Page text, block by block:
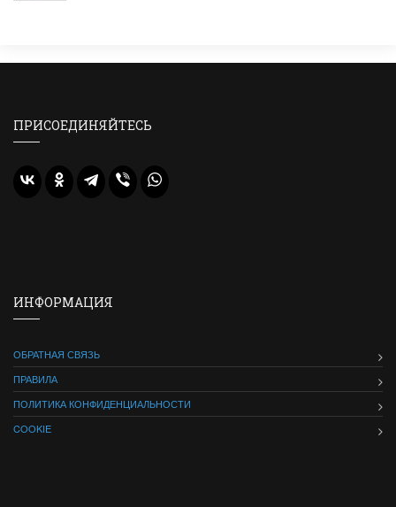
ПРИСОЕДИНЯЙТЕСЬ
ИНФОРМАЦИЯ
ОБРАТНАЯ СВЯЗЬ
ПРАВИЛА
ПОЛИТИКА КОНФИДЕНЦИАЛЬНОСТИ
COOKIE